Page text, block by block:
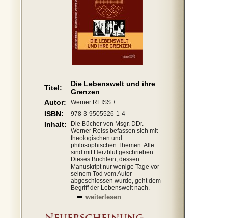
Titel:
Die Lebenswelt und ihre
Grenzen
Autor:
Werner REISS +
ISBN: 978-3-9505526-1-4
Inhalt:
Die Bücher von Msgr. DDr.
Werner Reiss befassen sich mit
theologischen und
philosophischen Themen. Alle
sind mit Herzblut geschrieben.
Dieses Büchlein, dessen
Manuskript nur wenige Tage vor
seinem Tod vom Autor
abgeschlossen wurde, geht dem
Begriff der Lebenswelt nach.
weiterlesen